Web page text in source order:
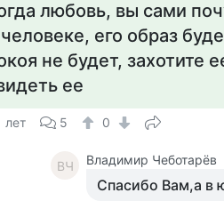
любовь, вы сами
его образ
не будет, захотите
ее
лет 5 0
ВЧ Владимир Чеботарёв
Спасибо Вам,а в